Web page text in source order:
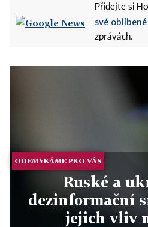
Přidejte si
své
zprávách.
ODEMYKÁME PRO VÁS
Ruské a
dezinformační
jejich vliv